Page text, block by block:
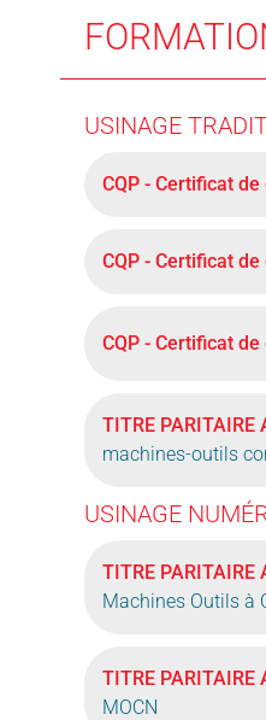
USINAGE
CQP - Certificat
CQP - Certificat
CQP - Certificat
TITRE PARITAIRE
machines-outils
USINAGE
TITRE PARITAIRE
Machines Outils à
TITRE PARITAIRE
MOCN